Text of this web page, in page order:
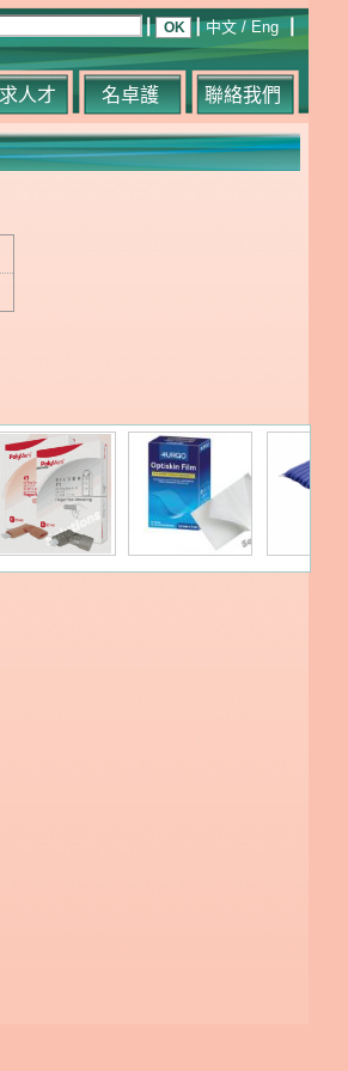
人才 名卓護 聯絡我們
中文 /Eng